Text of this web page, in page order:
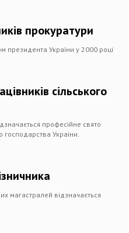
прокуратури
президента України у 2000 році
сільського
професійне свято
господарства України.
магастралей відзначається